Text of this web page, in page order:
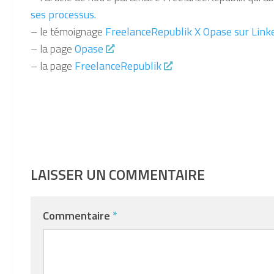
ses processus.
– le témoignage FreelanceRepublik X Opase sur
– la pageOpase
– la page FreelanceRepublik
LAISSER UN COMMENTAIRE
Commentaire *